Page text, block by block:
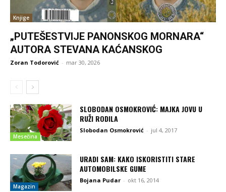
Knjige
„PUTEŠESTVIJE PANONSKOG MORNARA“
AUTORA STEVANA KAĆANSKOG
Zoran Todorović - mar 30, 2026
Mesečina
SLOBODAN OSMOKROVIĆ: MAJKA JOVU U
RUŽI RODILA
Slobodan Osmokrović - jul 4, 2017
Magazin
URADI SAM: KAKO ISKORISTITI STARE
AUTOMOBILSKE GUME
Bojana Pudar - okt 16, 2014